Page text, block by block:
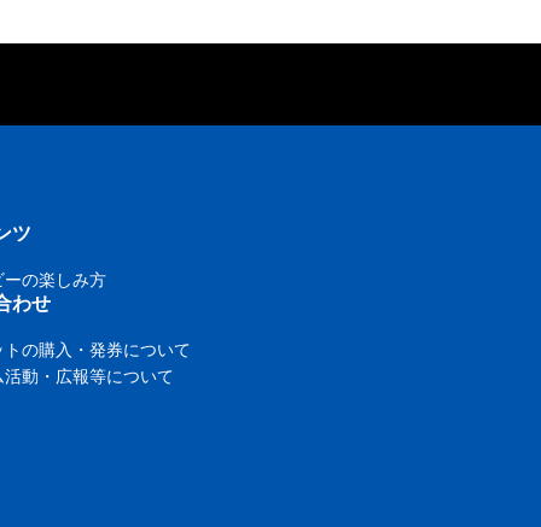
ツ
ーの楽しみ方
わせ
トの購入・発券について
活動・広報等について